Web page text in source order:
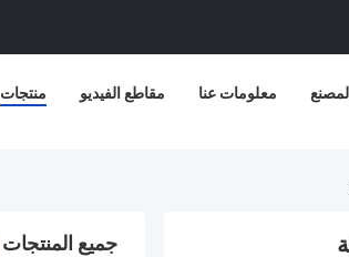
منتجات مقاطع الفيديو معلومات عنا
جميع المنتجات